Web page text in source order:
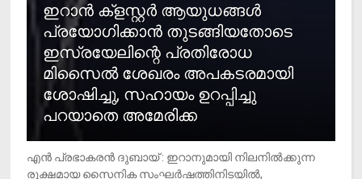
ഇറാന്‍ ക്‌ളസ്റ്റര്‍ ആയുധങ്ങള്‍
പ്രയോഗിക്കാന്‍ തുടങ്ങിയതോടെ
ഇസ്രയേലിന്റെ പ്രതിരോധ
മിസൈല്‍ ശേഖരം അപകടരമായി
ശോഷിച്ചു, സഹായം ഉറപ്പിച്ചു
പറയാതെ അമേരിക്ക
എന്‍ പ്രഭാകരന്‍ ദുബായ് : ഇറാനുമായി നിലനില്‍ക്കുന്ന
രൂക്ഷമായ സൈനിക സംഘര്‍ഷത്തിനിടയില്‍,